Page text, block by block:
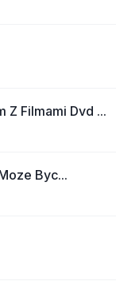
Filmami Dvd ...
Byc...